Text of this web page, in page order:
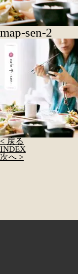
map-sen-2
< 戻る
INDEX
次へ >